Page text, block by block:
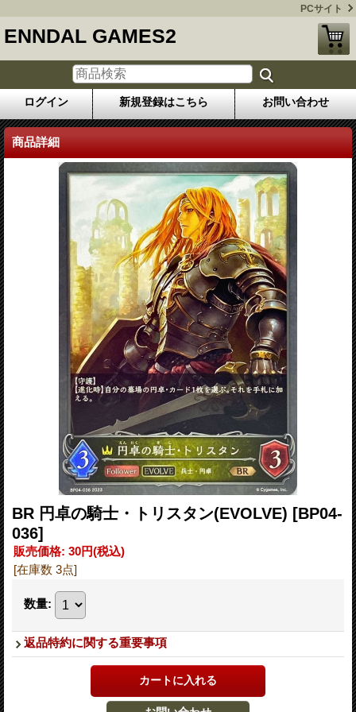
PCサイト
ENNDAL GAMES2
ログイン 新規登録はこちら お問い合わせ
商品詳細
BR 円卓の騎士・トリスタン(EVOLVE) [BP04-
036]
販売価格: 30円(税込)
[在庫数 3点]
数量:
返品特約に関する重要事項